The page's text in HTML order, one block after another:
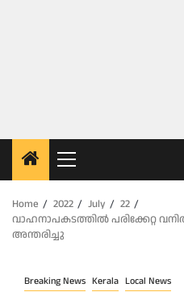
Primary
Menu
Home
2022 July
22
വാഹനാപകടത്തില്‍ പരിക്കേറ്റ
അന്തരിച്ചു
Breaking News Kerala Local News